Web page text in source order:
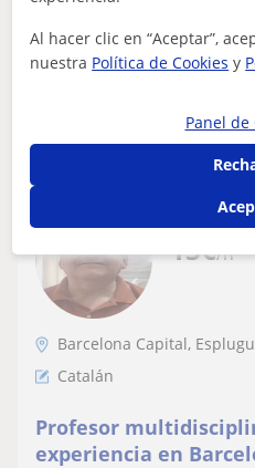
necesidades de cada alumno,
13€/h
Climent
Barcelona Capital,
Catalán
Profesor
experiencia en
Al hacer clic en “Aceptar”,
nuestra Política de Cookies y
Panel de